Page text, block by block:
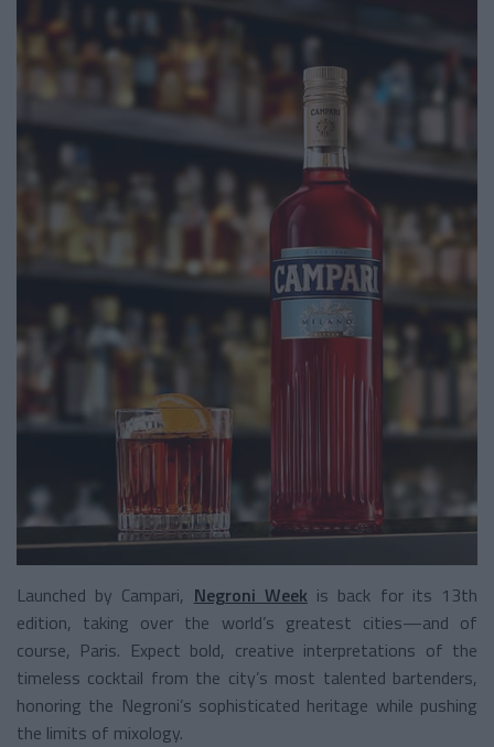
Launched by Campari, Negroni Weekis back for its 13th
edition, taking over the world’s greatest cities—and of
course, Paris. Expect bold, creative interpretations of the
timeless cocktail from the city’s most talented bartenders,
honoring the Negroni’s sophisticated heritage while pushing
the limits of mixology.